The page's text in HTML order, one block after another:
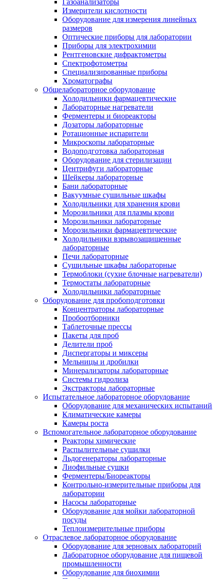
Измерители кислотности
Оборудование для измерения линейных
размеров
Оптические приборы для лаборатории
Приборы для электрохимии
Рентгеновские дифрактометры
Спектрофотометры
Специализированные приборы
Хроматографы
Общелабораторное оборудование
Холодильники фармацевтические
Лабораторные нагреватели
Ферментеры и биореакторы
Дозаторы лабораторные
Ротационные испарители
Микроскопы лабораторные
Водоподготовка лабораторная
Оборудование для стерилизации
Центрифуги лабораторные
Шейкеры лабораторные
Бани лабораторные
Вакуумные сушильные шкафы
Холодильники для хранения крови
Морозильники для плазмы крови
Морозильники лабораторные
Морозильники фармацевтические
Холодильники взрывозащищенные
лабораторные
Печи лабораторные
Сушильные шкафы лабораторные
Термоблоки (сухие блочные нагреватели)
Термостаты лабораторные
Холодильники лабораторные
Оборудование для пробоподготовки
Концентраторы лабораторные
Пробоотборники
Таблеточные прессы
Пакеты для проб
Делители проб
Диспергаторы и миксеры
Мельницы и дробилки
Минерализаторы лабораторные
Системы гидролиза
Экстракторы лабораторные
Испытательное лабораторное оборудование
Оборудование для механических испытаний
Климатические камеры
Камеры роста
Вспомогательное лабораторное оборудование
Реакторы химические
Распылительные сушилки
Льдогенераторы лабораторные
Лиофильные сушки
Ферментеры/Биореакторы
Контрольно-измерительные приборы для
лаборатории
Насосы лабораторные
Оборудование для мойки лабораторной
посуды
Теплоизмерительные приборы
Отраслевое лабораторное оборудование
Оборудование для зерновых лабораторий
Лабораторное оборудование для пищевой
промышленности
Оборудование для биохимии